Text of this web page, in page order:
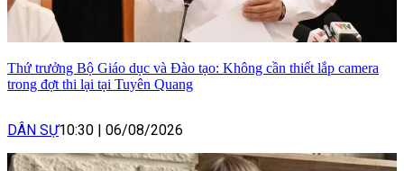
Thứ trưởng Bộ Giáo dục và Đào tạo: Không cần thiết lắp camera
trong đợt thi lại tại Tuyên Quang
DÂN SỰ10:30 | 06/08/2026